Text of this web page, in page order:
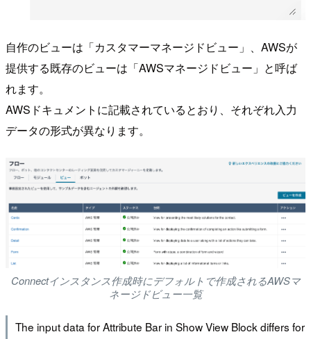
自作のビューは「カスタマーマネージドビュー」、AWSが
提供する既存のビューは「AWSマネージドビュー」と呼ば
れます。
AWSドキュメントに記載されているとおり、それぞれ入力
データの形式が異なります。
Connectインスタンス作成時にデフォルトで作成されるAWSマ
ネージドビュー一覧
The input data for Attribute Bar in Show View Block differs for